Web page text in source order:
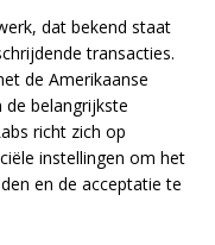
dat bekend staat
transacties.
de Amerikaanse
de belangrijkste
richt zich op
instellingen om het
en de acceptatie te